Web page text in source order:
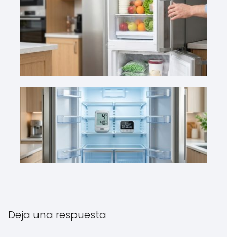
Deja una respuesta